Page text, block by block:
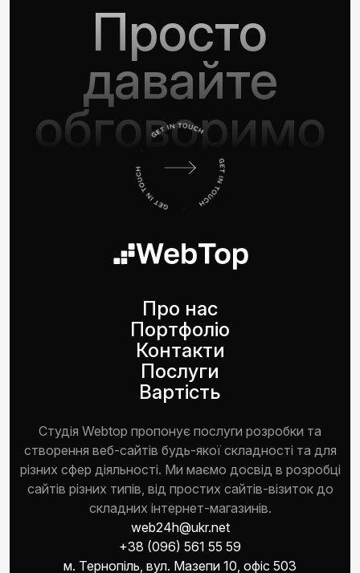
Просто
давайте
обговоримо
Про нас
Портфоліо
Контакти
Послуги
Вартість
Студія Webtop пропонує послуги розробки та
створення веб-сайтів будь-якої складності та для
різних сфер діяльності. Ми маємо досвід в розробці
сайтів різних типів, від простих сайтів-візиток до
складних інтернет-магазинів.
web24h@ukr.net
+38 (096) 561 55 59
м. Тернопіль, вул. Мазепи 10, офіс 503